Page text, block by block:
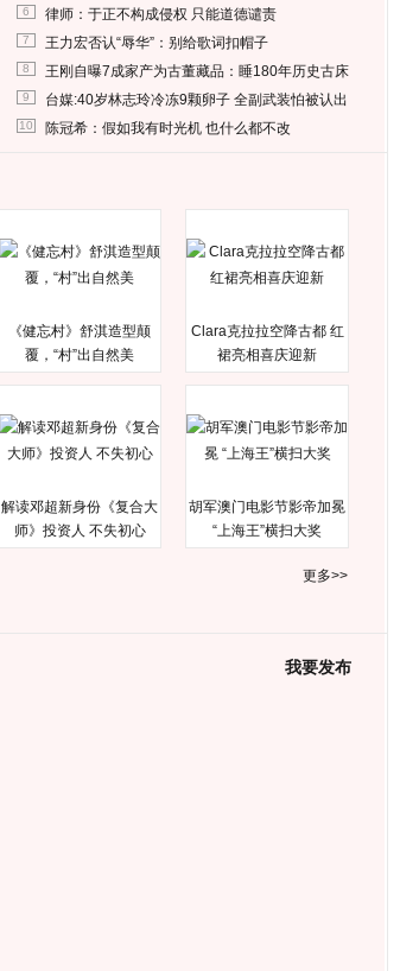
6 律师：于正不构成侵权 只能道德谴责
7 王力宏否认“辱华”：别给歌词扣帽子
8 王刚自曝7成家产为古董藏品：睡180年历史古床
9 台媒:40岁林志玲冷冻9颗卵子 全副武装怕被认出
10 陈冠希：假如我有时光机 也什么都不改
《健忘村》舒淇造型颠
覆，“村”出自然美
Clara克拉拉空降古都 红
裙亮相喜庆迎新
解读邓超新身份《复合大
师》投资人 不失初心
胡军澳门电影节影帝加冕
“上海王”横扫大奖
更多>>
我要发布